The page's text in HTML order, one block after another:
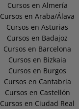
Cursos en Almería
Cursos en Araba/Álava
Cursos en Asturias
Cursos en Badajoz
Cursos en Barcelona
Cursos en Bizkaia
Cursos en Burgos
Cursos en Cantabria
Cursos en Castellón
Cursos en Ciudad Real